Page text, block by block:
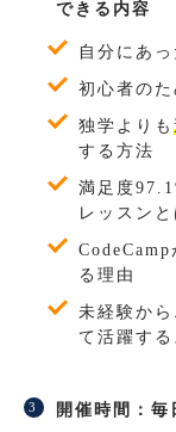
できる内容
自分にあ
初心者のた
独学よりも
する方法
満足度
レッスンと
る理由
未経験か
て活躍す
開催時間：毎